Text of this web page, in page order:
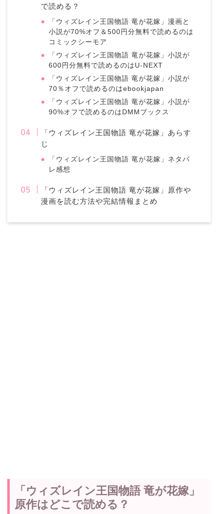
で読める？
「ウィズレイン王国物語 竜が花嫁」漫画と
小説が70%オフ＆500円分無料で読めるのは
コミックシーモア
「ウィズレイン王国物語 竜が花嫁」小説が
600円分無料で読めるのはU-NEXT
「ウィズレイン王国物語 竜が花嫁」小説が
70％オフで読めるのはebookjapan
「ウィズレイン王国物語 竜が花嫁」小説が
90%オフで読めるのはDMMブックス
「ウィズレイン王国物語 竜が花嫁」あらす
じ
「ウィズレイン王国物語 竜が花嫁」ネタバ
レ感想
「ウィズレイン王国物語 竜が花嫁」原作や
漫画を読む方法や完結情報まとめ
「ウィズレイン王国物語 竜が花嫁」
原作はどこで読める？